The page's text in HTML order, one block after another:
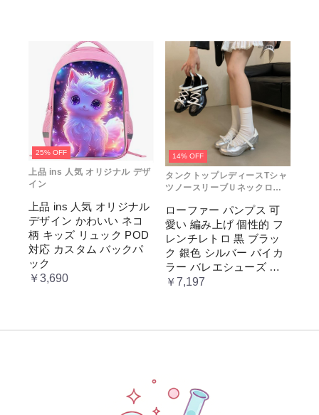
推し色 肩掛け レディー
25% OFF
上品 ins 人気 オリジナル デザ
イン
上品 ins 人気 オリジナル
デザイン かわいい ネコ
柄 キッズ リュック POD
対応 カスタム バックパ
ック
￥3,690
14% OFF
タンクトップレディースTシャ
ツノースリーブＵネックロゴ
ローファー パンプス 可
愛い 編み上げ 個性的 フ
レンチレトロ 黒 ブラッ
ク 銀色 シルバー バイカ
ラー バレエシューズ 変
形ヒール 3.5cm ガーリー
￥7,197